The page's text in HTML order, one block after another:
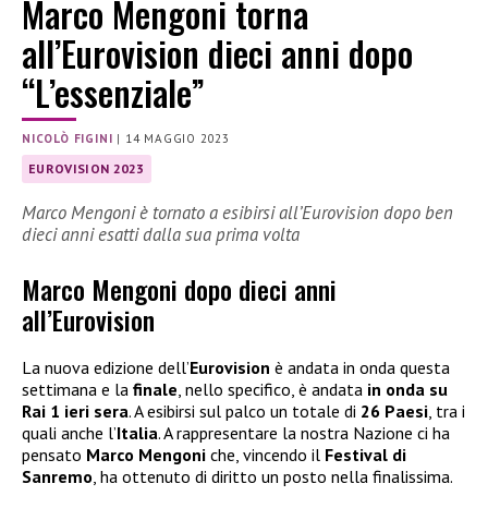
Marco Mengoni torna
all’Eurovision dieci anni dopo
“L’essenziale”
NICOLÒ FIGINI | 14 MAGGIO 2023
EUROVISION 2023
Marco Mengoni è tornato a esibirsi all’Eurovision dopo ben
dieci anni esatti dalla sua prima volta
Marco Mengoni dopo dieci anni
all’Eurovision
La nuova edizione dell’Eurovision è andata in onda questa
settimana e la finale, nello specifico, è andata in onda su
Rai 1 ieri sera. A esibirsi sul palco un totale di 26 Paesi, tra i
quali anche l’Italia. A rappresentare la nostra Nazione ci ha
pensato Marco Mengoni che, vincendo il Festival di
Sanremo, ha ottenuto di diritto un posto nella finalissima.